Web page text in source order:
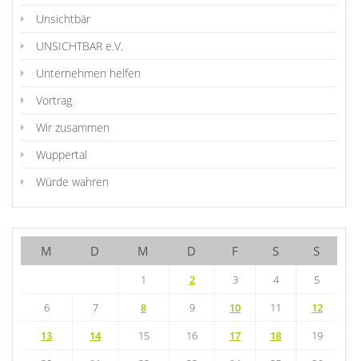
Unsichtbär
UNSICHTBAR e.V.
Unternehmen helfen
Vortrag
Wir zusammen
Wuppertal
Würde wahren
M D M D F S S
1 2 3 4
5
6
7 8 9 10 11
12
13
14 15 16 17 18
19